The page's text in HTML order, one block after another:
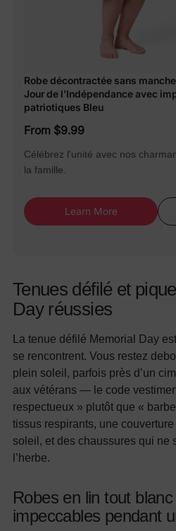
Robe décontractée sans
Jour de l'Indépendance avec
patriotiques Bleu
From $9.99
Célébrez l'unité avec nos
la famille.
Learn More
Tenues défilé et
Day réussies
La tenue défilé Memorial Day
se rencontrent. Vous restez
plein soleil, parfois près d’un
aux vétérans — le code
respectueux » plutôt que «
tissus respirants, une
soleil, et des chaussures qui ne
l’herbe.
Robes en lin tout
impeccables pendant